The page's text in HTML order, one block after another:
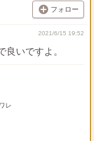
フォロー
2021/6/15 19:52
良いですよ。
レ